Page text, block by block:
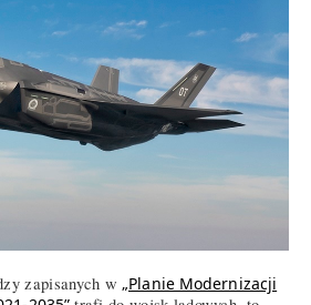
zapisanych w „Planie Modernizacji